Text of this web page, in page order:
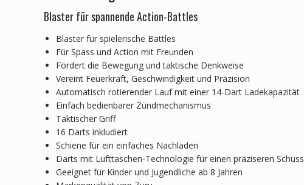
Blaster für spannende Action-Battles
Blaster für spielerische Battles
Für Spass und Action mit Freunden
Fördert die Bewegung und taktische Denkweise
Vereint Feuerkraft, Geschwindigkeit und Präzision
Automatisch rotierender Lauf mit einer 14-Dart Ladekapazität
Einfach bedienbarer Zündmechanismus
Taktischer Griff
16 Darts inkludiert
Schiene für ein einfaches Nachladen
Darts mit Lufttaschen-Technologie für einen präziseren Schuss
Geeignet für Kinder und Jugendliche ab 8 Jahren